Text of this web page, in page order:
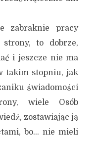
zabraknie pracy
to dobrze,
i jeszcze nie ma
takim stopniu, jak
świadomości
wiele Osób
zostawiając ją
bo… nie mieli